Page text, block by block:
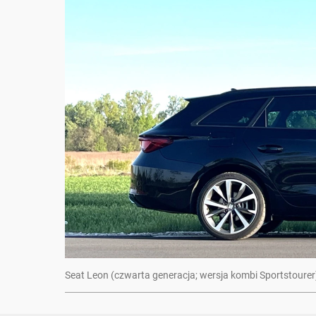
Seat Leon (czwarta generacja; wersja kombi